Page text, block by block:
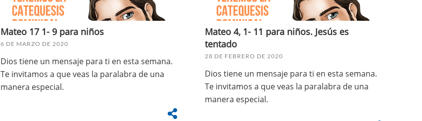
Mateo 17 1- 9 para niños
6 DE MARZO DE 2020
Dios tiene un mensaje para ti en esta semana.
Te invitamos a que veas la paralabra de una
manera especial.
Mateo 4, 1- 11 para niños. Jesús es
tentado
28 DE FEBRERO DE 2020
Dios tiene un mensaje para ti en esta semana.
Te invitamos a que veas la paralabra de una
manera especial.